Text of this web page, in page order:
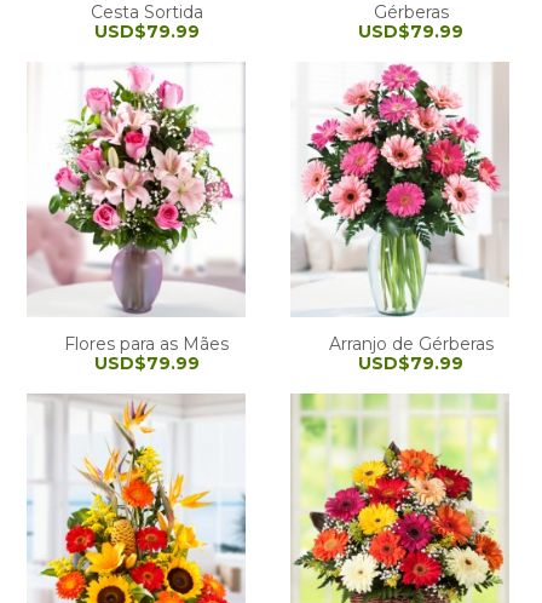
Cesta Sortida
USD$79.99
Gérberas
USD$79.99
Flores para as Mães
USD$79.99
Arranjo de Gérberas
USD$79.99